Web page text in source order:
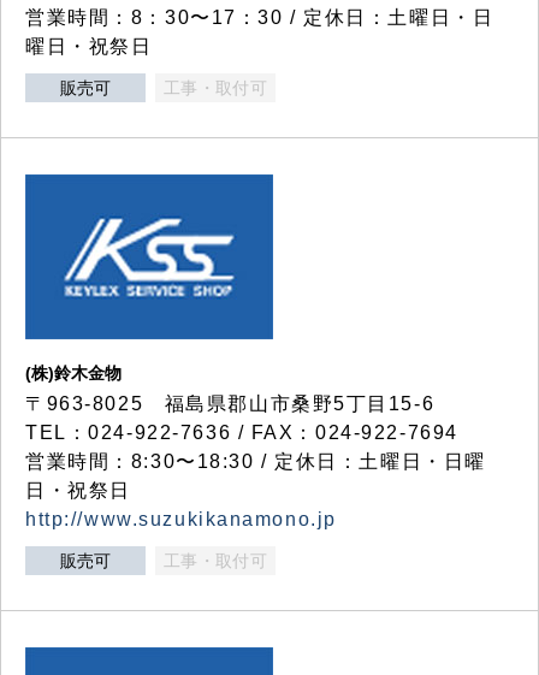
営業時間：8：30〜17：30 / 定休日：土曜日・日
曜日・祝祭日
販売可 工事・取付可
(株)鈴木金物
〒963-8025 福島県郡山市桑野5丁目15-6
TEL：024-922-7636 / FAX：024-922-7694
営業時間：8:30〜18:30 / 定休日：土曜日・日曜
日・祝祭日
http://www.suzukikanamono.jp
販売可 工事・取付可